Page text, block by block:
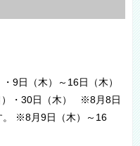
9日（木）～16日（木）
）・30日（木） ※8月8日
。 ※8月9日（木）～16